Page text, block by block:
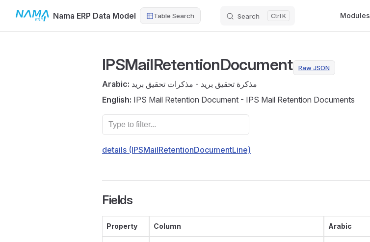
Skip to contentNama ERP Data Model Table Search Search K Modules
IPSMailRetentionDocument Raw JSON
Arabic: مذكرة تحقيق بريد - مذكرات تحقيق بريد
English: IPS Mail Retention Document - IPS Mail Retention Documents
details (IPSMailRetentionDocumentLine)
Fields
Property Column Arabic